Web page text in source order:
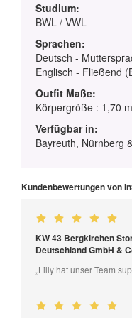
Studium:
BWL / VWL
Sprachen:
Deutsch -
Englisch - Fließend
Outfit Maße:
Körpergröße : 1,70 m
Verfügbar in:
Bayreuth, Nürnberg
Kundenbewertungen von
KW 43 Bergkirchen
Deutschland GmbH &
„Lilly hat unser Team